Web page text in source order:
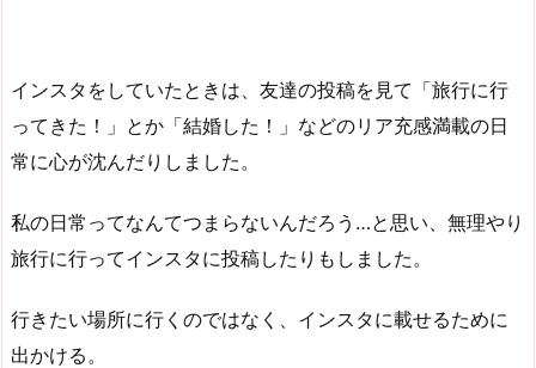
インスタをしていたときは、友達の投稿を見て「旅行に行
ってきた！」とか「結婚した！」などのリア充感満載の日
常に心が沈んだりしました。
私の日常ってなんてつまらないんだろう…と思い、無理やり
旅行に行ってインスタに投稿したりもしました。
行きたい場所に行くのではなく、インスタに載せるために
出かける。